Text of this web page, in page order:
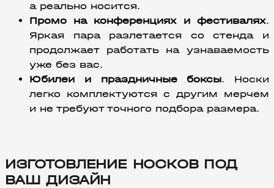
а реально носится.
Промо на конференциях и фестивалях.
Яркая пара разлетается со стенда и
продолжает работать на узнаваемость
уже без вас.
Юбилеи и праздничные боксы. Носки
легко комплектуются с другим мерчем
и не требуют точного подбора размера.
ИЗГОТОВЛЕНИЕ НОСКОВ ПОД
ВАШ ДИЗАЙН